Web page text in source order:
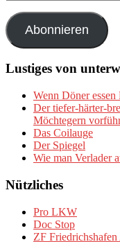
Mail-
Adresse
Abonnieren
Lustiges von
Wenn Döner
Der tiefer-härter-
Möchtegern
Das Coilauge
Der Spiegel
Wie man Verlader
Nützliches
Pro LKW
Doc Stop
ZF